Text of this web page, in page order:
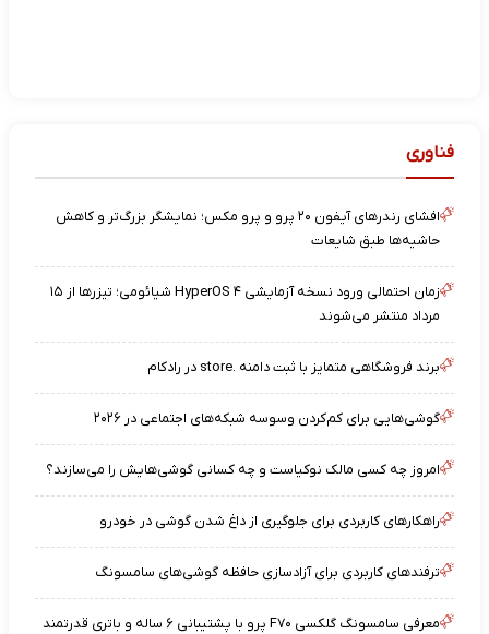
فناوری
افشای رندرهای آیفون ۲۰ پرو و پرو مکس؛ نمایشگر بزرگ‌تر و کاهش
حاشیه‌ها طبق شایعات
زمان احتمالی ورود نسخه آزمایشی HyperOS ۴ شیائومی؛ تیزرها از ۱۵
مرداد منتشر می‌شوند
برند فروشگاهی متمایز با ثبت دامنه .store در رادکام
گوشی‌هایی برای کم‌کردن وسوسه شبکه‌های اجتماعی در ۲۰۲۶
امروز چه کسی مالک نوکیاست و چه کسانی گوشی‌هایش را می‌سازند؟
راهکارهای کاربردی برای جلوگیری از داغ شدن گوشی در خودرو
ترفندهای کاربردی برای آزادسازی حافظه گوشی‌های سامسونگ
معرفی سامسونگ گلکسی F۷۰ پرو با پشتیبانی ۶ ساله و باتری قدرتمند